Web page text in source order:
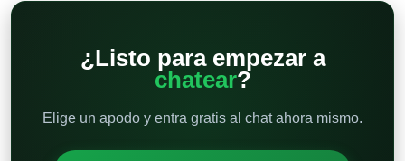
¿Listo para empezar a
chatear?
Elige un apodo y entra gratis al chat ahora mismo.